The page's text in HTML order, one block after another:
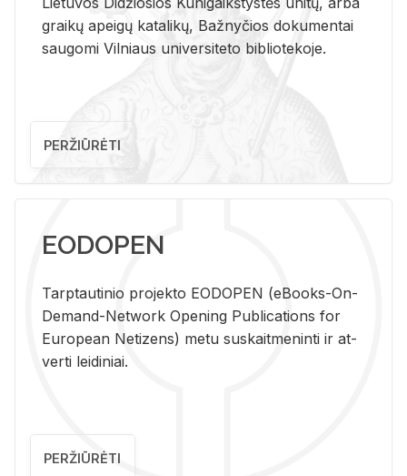
graikų apeigų katalikų, Bažnyčios dokumentai
saugomi Vilniaus universiteto bibliotekoje.
PERŽIŪRĖTI
EODOPEN
Tarp­tau­ti­nio pro­jek­to EO­DO­PEN (eBo­oks-On-
De­mand-Ne­twork Ope­ning Pub­li­ca­tions for
Eu­ro­pe­an Ne­ti­zens) metu su­skait­me­nin­ti ir at­
ver­ti lei­di­niai.
PERŽIŪRĖTI